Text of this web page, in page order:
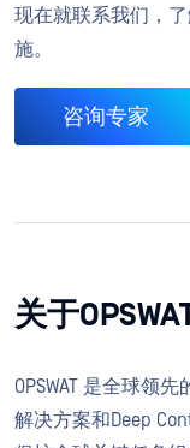
现在就联系我们，了
施。
咨询专家
关于
OPSWAT 是全球领
解决方案和Deep